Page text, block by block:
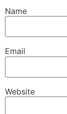
Name
Email
Website